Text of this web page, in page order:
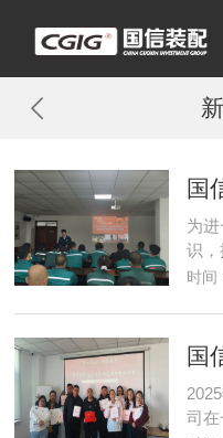
为
识，
时间
司在